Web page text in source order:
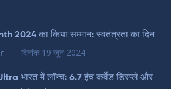
2024 का किया सम्मान: स्वतंत्रता का दिन
दिनांक 19 जून 2024
भारत में लॉन्च: 6.7 इंच कर्वेड डिस्प्ले और